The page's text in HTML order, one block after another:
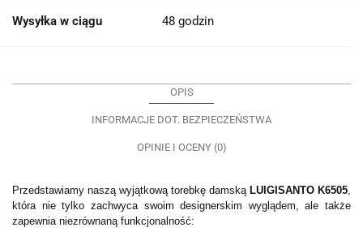
Wysyłka w ciągu 48 godzin
OPIS
INFORMACJE DOT. BEZPIECZEŃSTWA
OPINIE I OCENY (0)
Przedstawiamy naszą wyjątkową torebkę damską LUIGISANTO K6505
która nie tylko zachwyca swoim designerskim wyglądem, ale także
zapewnia niezrównaną funkcjonalność: